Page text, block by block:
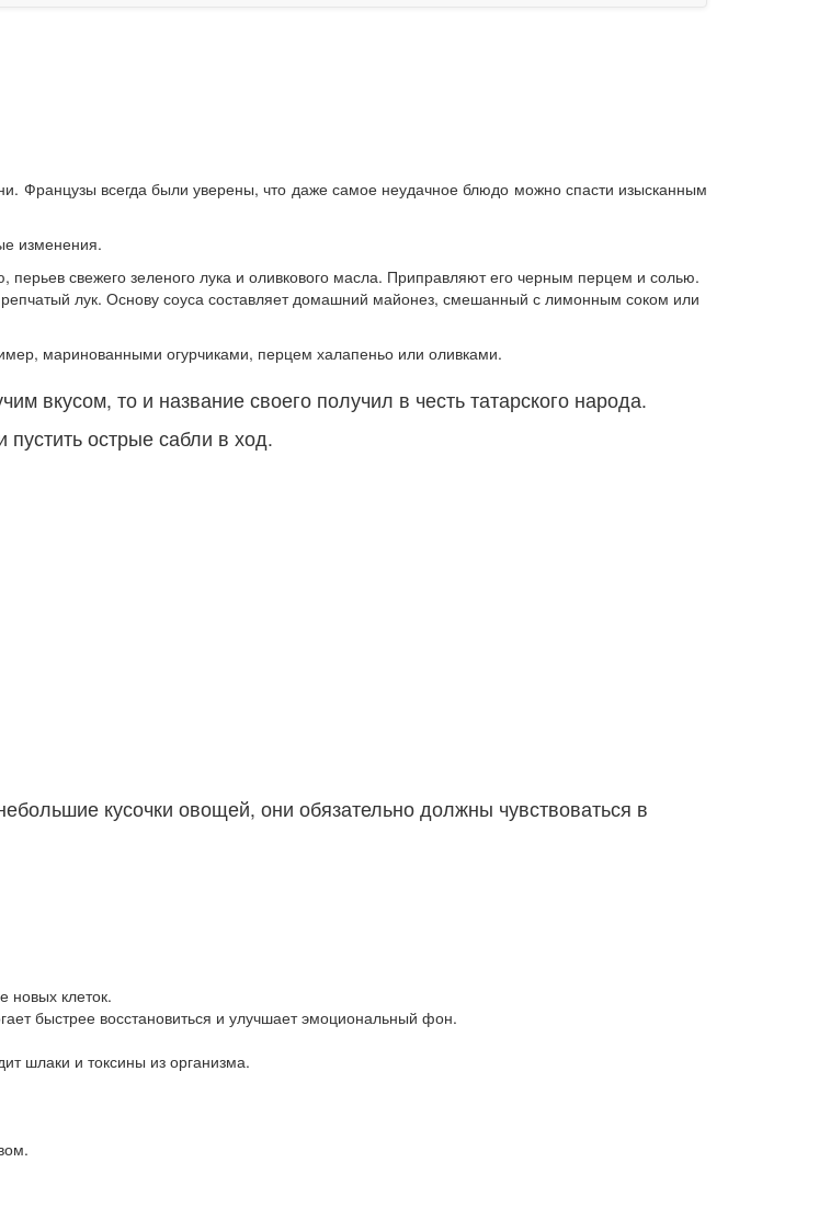
Французы всегда были уверены, что даже самое неудачное блюдо можно спасти изысканным
изменения.
перьев свежего зеленого лука и оливкового масла. Приправляют его черным перцем и солью.
лук. Основу соуса составляет домашний майонез, смешанный с лимонным соком или
маринованными огурчиками, перцем халапеньо или оливками.
вкусом, то и название своего получил в честь татарского народа.
острые сабли в ход.
кусочки овощей, они обязательно должны чувствоваться в
новых клеток.
быстрее восстановиться и улучшает эмоциональный фон.
шлаки и токсины из организма.